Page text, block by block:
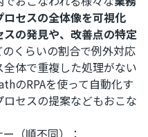
セスの全体像を可視化
の発見や、改善点の特定
のくらいの割合で例外対応
体で重複した処理がない
のRPAを使って自動化す
セスの提案などもおこな
（順不同）：